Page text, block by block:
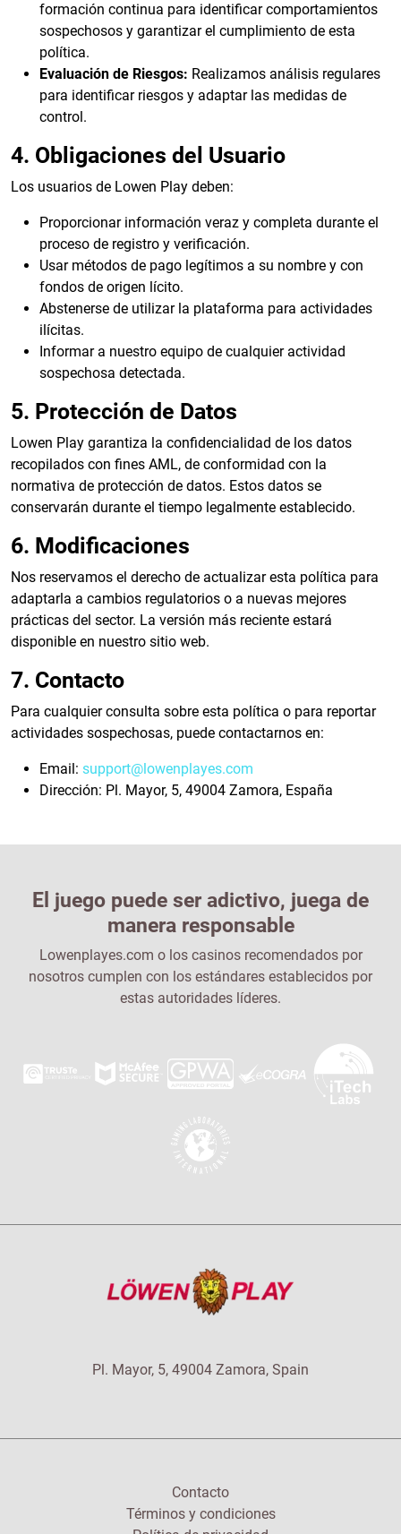
formación continua para identificar comportamientos
sospechosos y garantizar el cumplimiento de esta
política.
Evaluación de Riesgos: Realizamos análisis regulares
para identificar riesgos y adaptar las medidas de
control.
4. Obligaciones del Usuario
Los usuarios de Lowen Play deben:
Proporcionar información veraz y completa durante el
proceso de registro y verificación.
Usar métodos de pago legítimos a su nombre y con
fondos de origen lícito.
Abstenerse de utilizar la plataforma para actividades
ilícitas.
Informar a nuestro equipo de cualquier actividad
sospechosa detectada.
5. Protección de Datos
Lowen Play garantiza la confidencialidad de los datos
recopilados con fines AML, de conformidad con la
normativa de protección de datos. Estos datos se
conservarán durante el tiempo legalmente establecido.
6. Modificaciones
Nos reservamos el derecho de actualizar esta política para
adaptarla a cambios regulatorios o a nuevas mejores
prácticas del sector. La versión más reciente estará
disponible en nuestro sitio web.
7. Contacto
Para cualquier consulta sobre esta política o para reportar
actividades sospechosas, puede contactarnos en:
Email: support@lowenplayes.com
Dirección: Pl. Mayor, 5, 49004 Zamora, España
El juego puede ser adictivo, juega de
manera responsable
Lowenplayes.com o los casinos recomendados por
nosotros cumplen con los estándares establecidos por
estas autoridades líderes.
Pl. Mayor, 5, 49004 Zamora, Spain
Contacto
Términos y condiciones